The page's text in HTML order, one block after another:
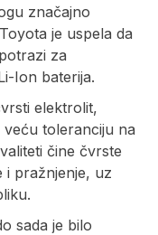
značajno
je uspela da
za
Ion baterija.
elektrolit,
toleranciju na
čine čvrste
i pražnjenje, uz
sada je bilo